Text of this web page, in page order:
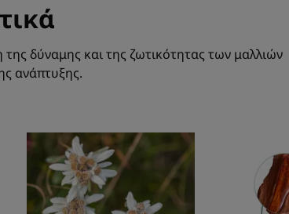
δύναμης και της ζωτικότητας των μαλλιών
ανάπτυξης.